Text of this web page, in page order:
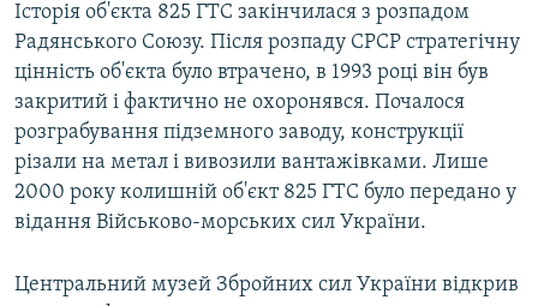
Історія об'єкта 825 ГТС закінчилася з розпадом
Радянського Союзу. Після розпаду СРСР стратегічну
цінність об'єкта було втрачено, в 1993 році він був
закритий і фактично не охоронявся. Почалося
розграбування підземного заводу, конструкції
різали на метал і вивозили вантажівками. Лише
2000 року колишній об'єкт 825 ГТС було передано у
відання Військово-морських сил України.
Центральний музей Збройних сил України відкрив